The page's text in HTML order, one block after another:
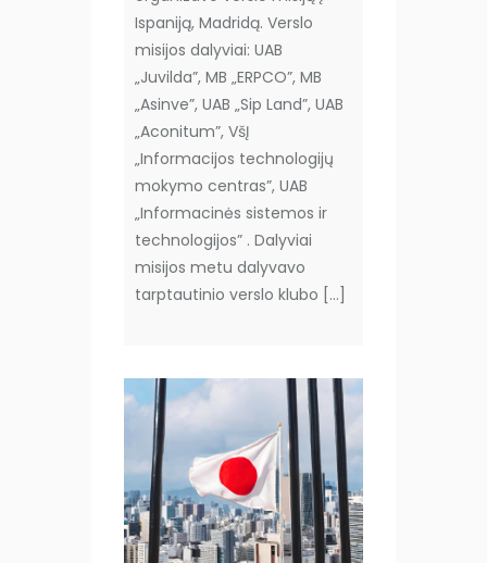
Ispaniją, Madridą. Verslo
misijos dalyviai: UAB
„Juvilda”, MB „ERPCO”, MB
„Asinve”, UAB „Sip Land”, UAB
„Aconitum”, VšĮ
„Informacijos technologijų
mokymo centras”, UAB
„Informacinės sistemos ir
technologijos” . Dalyviai
misijos metu dalyvavo
tarptautinio verslo klubo […]